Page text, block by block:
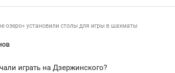
озеро» установили столы для игры в шахматы
играть на Дзержинского?